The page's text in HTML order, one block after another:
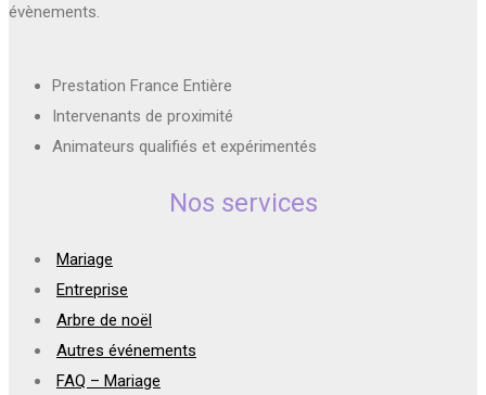
évènements.
Prestation France Entière
Intervenants de proximité
Animateurs qualifiés et expérimentés
Nos services
Mariage
Entreprise
Arbre de noël
Autres événements
FAQ – Mariage